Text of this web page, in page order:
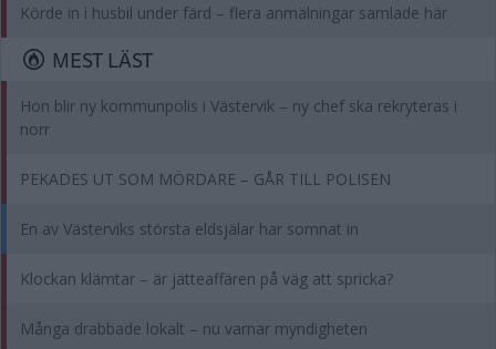
Körde in i husbil under färd – flera anmälningar samlade här
MEST LÄST
Hon blir ny kommunpolis i Västervik – ny chef ska rekryteras i
norr
PEKADES UT SOM MÖRDARE – GÅR TILL POLISEN
En av Västerviks största eldsjälar har somnat in
Klockan klämtar – är jätteaffären på väg att spricka?
Många drabbade lokalt – nu varnar myndigheten